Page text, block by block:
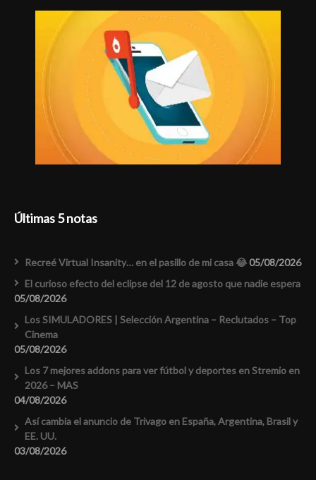
Últimas 5 notas
Recreé Virtual Insanity… en el pasillo de mi casa 😂05/08/2026
El curioso efecto del eclipse del 12 de agosto que nadie espera
05/08/2026
Los SIMULADORES | Selección Argentina – Reclutados – Top
Cinema
05/08/2026
Los 7 mejores addons para ver fútbol y deportes en Stremio en
2026 – MAS
04/08/2026
Así cambia el anuncio de Trivago en España, Argentina, Brasil y
EE. UU.
03/08/2026